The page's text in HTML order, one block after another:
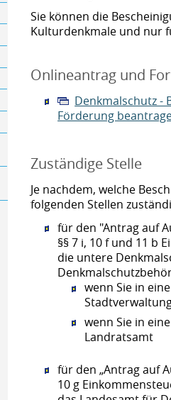
Sie können die
Kulturdenkmale und nur
Onlineantrag und
Denkmalschutz -
Förderung
Zuständige Stelle
Je nachdem, welche
folgenden Stellen
für den "Antrag auf
§§ 7 i, 10 f und 11 b
die untere
wenn Sie in
wenn Sie in
Landratsamt
für den „Antrag auf
10 g